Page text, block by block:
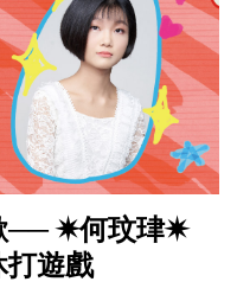
── ✷何玟珒✷
打遊戲